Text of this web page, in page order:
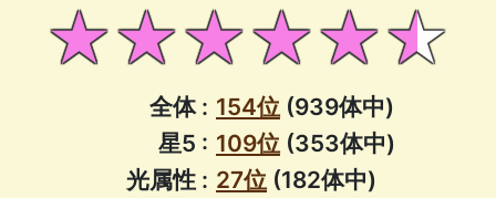
★★★★★★
全体 : 154位 (939体中)
星5 : 109位 (353体中)
光属性 : 27位 (182体中)